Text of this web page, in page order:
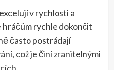
v rychlosti a
hráčům rychle dokončit
často postrádají
což je činí zranitelnými